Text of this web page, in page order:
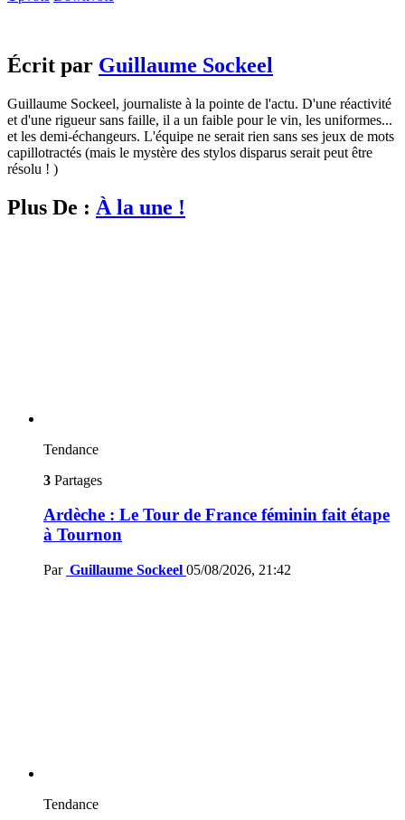
Écrit par Guillaume Sockeel
Guillaume Sockeel, journaliste à la pointe de l'actu. D'une réactivité
et d'une rigueur sans faille, il a un faible pour le vin, les uniformes...
et les demi-échangeurs. L'équipe ne serait rien sans ses jeux de mots
capillotractés (mais le mystère des stylos disparus serait peut être
résolu ! )
Plus De : À la une !
Tendance
3 Partages
Ardèche : Le Tour de France féminin fait étape
à Tournon
Par Guillaume Sockeel 05/08/2026, 21:42
Tendance